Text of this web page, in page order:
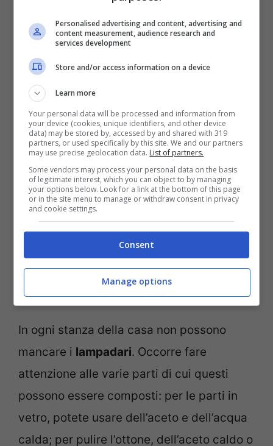
o impronte, potete ricorrere anche ad una
soluzione creata per
e metà da acqua distillata
Come pulire il soggiorno in poche mosse e con rimedi
naturali – Pourfemme.it
In ogni stanza della casa non possono
mancare i lampadari. Occorre fare
attenzione alle varie parti di cui questi
possono essere composti: per le parti in
vetro, potete usare dell’aceto e dell’acqua
calda; per pulire l’ottone, dell’aceto caldo o
Personalised advertising and content, advertising and
content measurement, audience research and
services development
Store and/or access information on a device
Learn more
Your personal data will be processed and information from
your device (cookies, unique identifiers, and other device
data) may be stored by, accessed by and shared with 319
partners, or used specifically by this site. We and our partners
may use precise geolocation data. List of partners.
Some vendors may process your personal data on the basis
of legitimate interest, which you can object to by managing
your options below. Look for a link at the bottom of this page
or in the site menu to manage or withdraw consent in privacy
and cookie settings.
Consent
Manage options